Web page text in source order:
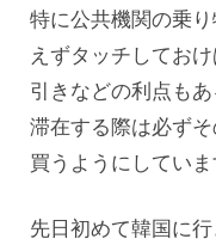
特に公共機関の乗
えずタッチしてお
引きなどの利点も
滞在する際は必ず
買うようにしていま
先日初めて韓国に